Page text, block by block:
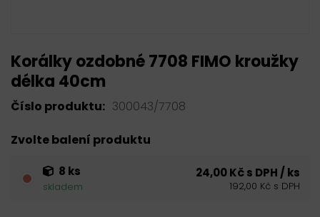
Korálky ozdobné 7708 FIMO kroužky
délka 40cm
Číslo produktu: 300043/7708
Zvolte balení produktu
8 ks
skladem
24,00 Kč s DPH / ks
192,00 Kč s DPH